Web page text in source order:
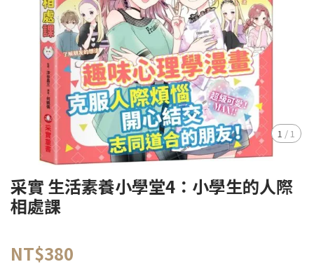
1 /1
采實 生活素養小學堂4：小學生的人際
相處課
NT$380